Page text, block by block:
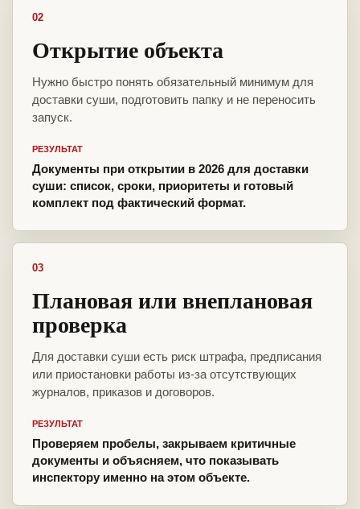
02
Открытие объекта
Нужно быстро понять обязательный минимум для
доставки суши, подготовить папку и не переносить
запуск.
РЕЗУЛЬТАТ
Документы при открытии в 2026 для доставки
суши: список, сроки, приоритеты и готовый
комплект под фактический формат.
03
Плановая или внеплановая
проверка
Для доставки суши есть риск штрафа, предписания
или приостановки работы из-за отсутствующих
журналов, приказов и договоров.
РЕЗУЛЬТАТ
Проверяем пробелы, закрываем критичные
документы и объясняем, что показывать
инспектору именно на этом объекте.